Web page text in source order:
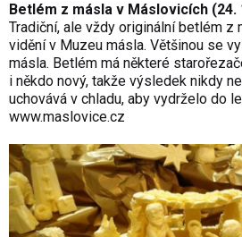
Betlém z másla v Máslovicích (24.
Tradiční, ale vždy originální betlém z
vidění v Muzeu másla. Většinou se
másla. Betlém má některé
i někdo nový, takže výsledek nikdy
uchovává v chladu, aby vydrželo do
www.maslovice.cz